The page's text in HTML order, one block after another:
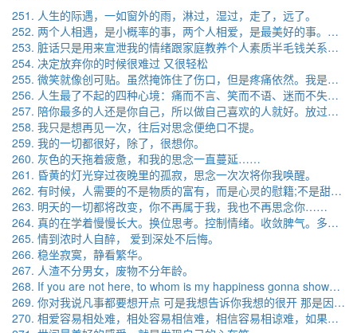
251. 人生的际遇，一如窗外的雨，淋过，湿过，走了，远了。
252. 两个人相遇，是小概率的事，两个人相爱，是最美好的事。遇见的都是天意，拥有的都是幸运。。
253. 脏话只是用来宣泄我的情绪跟家庭教养个人素质半毛钱关系都没有 姑娘你记住了
254. 决定放弃你的时候很难过 又很轻松
255. 微笑就像创可贴。虽然掩饰住了伤口，但是疼痛依然。我是一个经常笑的人，但不是一个经常开心的人。
256. 人生最了不起的四种心境：痛而不言、笑而不语、迷而不失、惊而不乱。
257. 陪你最多的人还是你自己，所以做自己喜欢的人就好。放过自己的唯一方式只有以下九个字：该吃吃，该睡睡，爱谁谁。
258. 我只是想再见一次，往后对思念便绝口不提。
259. 我的一切都很好，除了，很想你。
260. 灰色的天拖着疲惫，和我的思念一直蔓延……
261. 昏黄的灯光穿过夜晚里的孤寂，思念一次次将你我唤醒。
262. 有时候，人需要的不是物质的富有，而是心灵的慰籍;不是甜言蜜语的左右，而是相通的懂得。
263. 明天的一切都将改变，你不再属于我，我也不再思念你……
264. 真的在学着慢慢长大。换位思考。控制情绪。收敛脾气。多体谅一点。多包容一些。
265. 情到浓时人自醉， 爱到深处不后悔。
266. 稳坐寂寞，静看繁华。
267. 人渣不分男女，废物不分年龄。
268. If you are not here, to whom is my happiness gonna show? 如果你都不在了，我要幸福给谁看。
269. 你对我说凡事都要想开点 可是我想告诉你我想的很开 那是因为我没有资格和你在一起
270. 相爱容易相处难，相处容易相信难，相信容易相谅难，如果相爱却不能相处，最多是有缘无分，如果相处确不能相信，最多是同床异梦，如果相信却不能相谅，那就是唯我独尊了，